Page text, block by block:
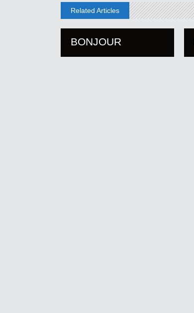
Related Articles
BONJOUR